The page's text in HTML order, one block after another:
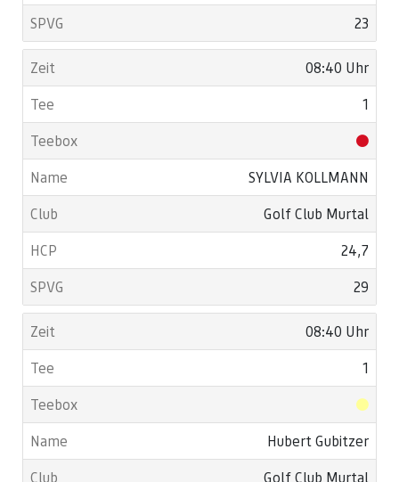
23
08:40 Uhr
1
SYLVIA KOLLMANN
Golf Club Murtal
24,7
29
08:40 Uhr
1
Hubert Gubitzer
Golf Club Murtal